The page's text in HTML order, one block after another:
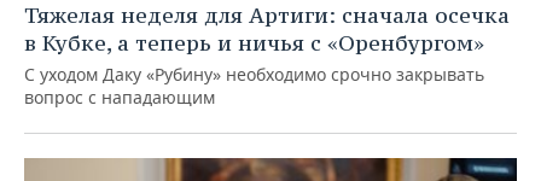
Тяжелая неделя для Артиги: сначала осечка
в Кубке, а теперь и ничья с «Оренбургом»
С уходом Даку «Рубину» необходимо срочно закрывать
вопрос с нападающим